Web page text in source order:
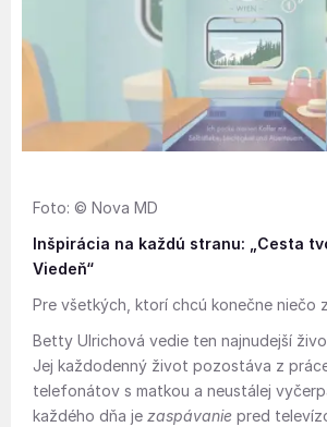
Foto: © Nova MD
Inšpirácia na každú stranu: „Cesta
Viedeň“
Pre všetkých, ktorí chcú konečne niečo
Betty Ulrichová vedie ten najnudejší
Jej každodenný život pozostáva z
telefonátov s matkou a neustálej
každého dňa je zaspávanie pred